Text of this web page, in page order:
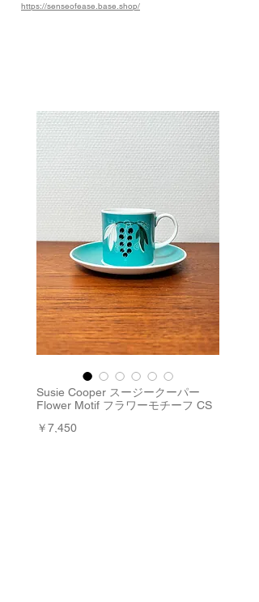
https://senseofease.base.shop/
Susie Cooper スージークーパー
Flower Motif フラワーモチーフ CS
￥7,450価